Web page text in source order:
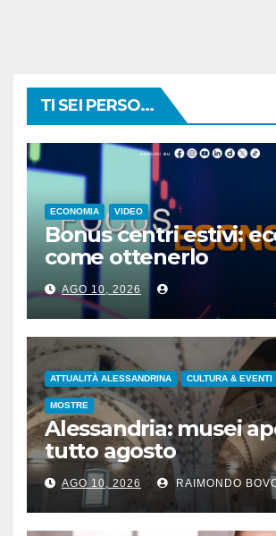
TI SEI PERSO...
ECONOMIA VIDEO
Bonus centri estivi:
come ottenerlo
AGO 10, 2026
ATTUALITÀ ALESSANDRINA CULTURA & EVENTI
MOSTRE
Alessandria: musei
tutto agosto
AGO 10, 2026 RAIMONDO